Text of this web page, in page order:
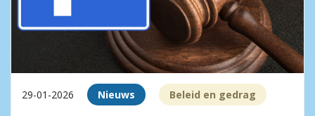
29-01-2026 Nieuws Beleid en gedrag